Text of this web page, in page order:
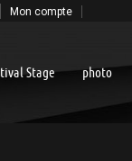
Mon compte
Stage photo